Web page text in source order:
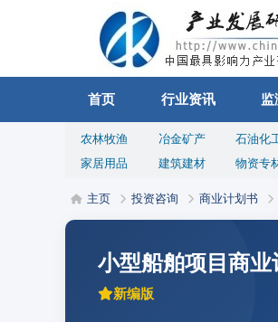
首页 行业资讯 监
农林牧渔 冶金矿产 石油化
家居用品
建筑建材 物资专
主页 投资咨询 商业计划书
小型船舶项目商业
新编版